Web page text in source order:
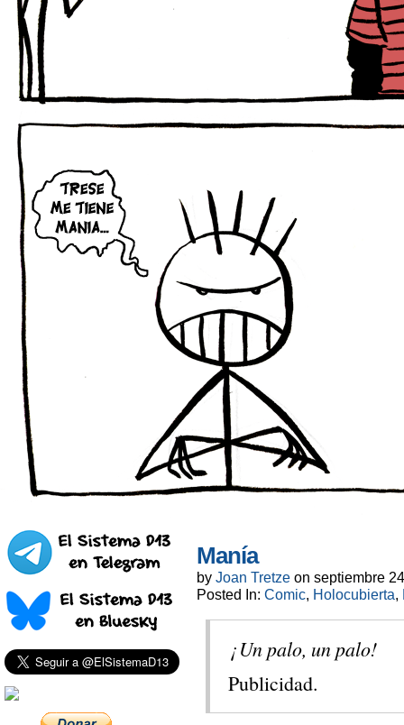
Manía
by Joan Tretze on septiembre
Posted In: Comic, Holocubierta,
¡ Un palo, un palo!
Publicidad.